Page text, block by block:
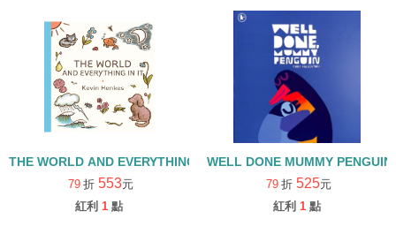
THE WORLD AND EVERYTHING IN IT/精裝繪本
79 折 553元
紅利 1 點
WELL DONE MUMMY
79 折 525元
紅利 1 點